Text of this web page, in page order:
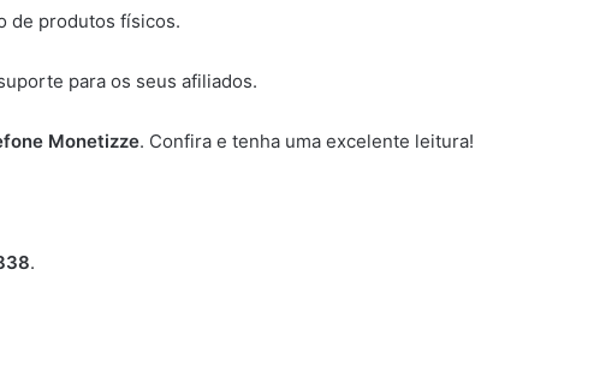
de produtos físicos.
para os seus afiliados.
Monetizze. Confira e tenha uma excelente leitura!
.